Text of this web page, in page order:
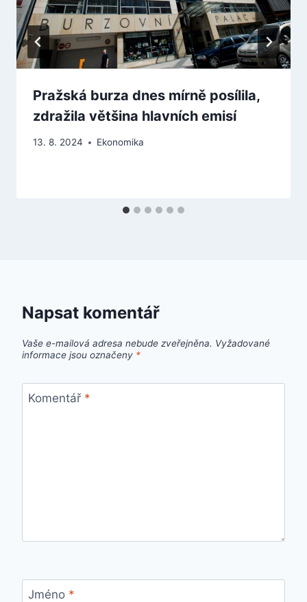
Pražská burza dnes mírně posílila,
zdražila většina hlavních emisí
13. 8. 2024 Ekonomika
Napsat komentář
Vaše e-mailová adresa nebude zveřejněna. Vyžadované
informace jsou označeny *
Komentář *
Jméno *